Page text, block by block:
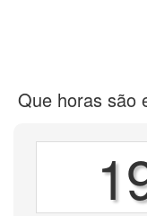
Que horas são